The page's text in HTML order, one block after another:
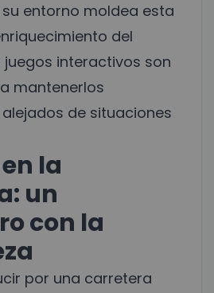
entorno moldea esta
del
interactivos son
mantenerlos
de situaciones
la
un
con la
por una carretera